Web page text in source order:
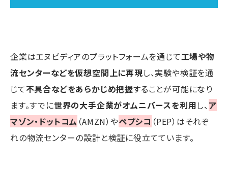
企業はエヌビディアのプラットフォームを通じて工場や物
流センターなどを仮想空間上に再現し、実験や検証を通
じて不具合などをあらかじめ把握することが可能になり
ます。すでに世界の大手企業がオムニバースを利用し、 ア
マゾン・ドットコム （AMZN）やペプシコ （PEP）はそれぞ
れの物流センターの設計と検証に役立てています。